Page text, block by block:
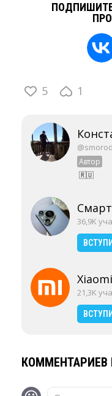
5 1
Автор
🇷🇺
36,9K
Xiaomi
21,3K
КОММЕНТАРИЕВ